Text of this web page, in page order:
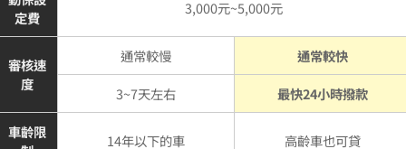
定費
3,000元~5,000元
審核速
度
通常較慢
通常較快
3~7天左右
最快24小時撥款
車齡限
14年以下的車 高齡車也可貸